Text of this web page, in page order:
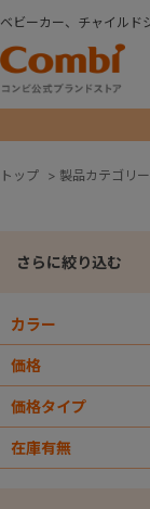
ベビーカー、チャイルド
トップ > 製品カテゴリー
さらに絞り込む
カラー
価格
価格タイプ
在庫有無